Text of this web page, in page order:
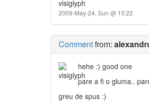
2009-May-24, Sun @ 15:22
Commentfrom:
hehe :) good one
pare a fi o gluma..
greu de spus :)